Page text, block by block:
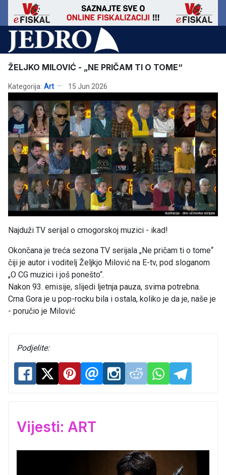
ŽELJKO MILOVIĆ - „NE PRIČAM TI O TOME“
Kategorija: Art 15 Jun 2026
Najduži TV serijal o crnogorskoj muzici - ikad!
Okončana je treća sezona TV serijala „Ne pričam ti o tome“
čiji je autor i voditelj Željkjo Milović na E-tv, pod sloganom
„O CG muzici i još ponešto“.
Nakon 93. emisije, slijedi ljetnja pauza, svima potrebna.
Crna Gora je u pop-rocku bila i ostala, koliko je da je, naše je
- poručio je Milović
Podjelite:
Vijesti: ART